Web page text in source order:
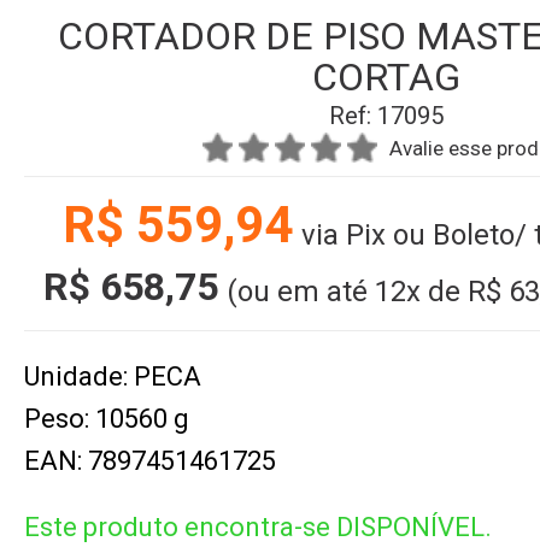
CORTADOR DE PISO
CORTAG
Ref: 17095
Avalie esse
R$ 559,94 via Pix ou Boleto/
R$ 658,75 (ou em até 12x de R$
Unidade: PECA
Peso: 10560 g
EAN: 7897451461725
Este produto encontra-se DISPONÍVEL.